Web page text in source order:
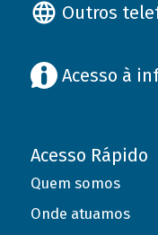
Outros
Acesso à
Acesso Rápido
Quem somos
Onde atuamos